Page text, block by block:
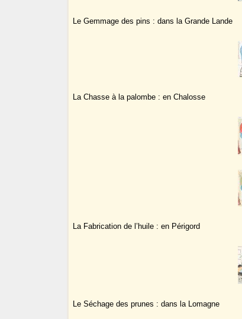
Le Gemmage des pins : dans la Grande Lande
La Chasse à la palombe : en Chalosse
La Fabrication de l’huile : en Périgord
Le Séchage des prunes : dans la Lomagne